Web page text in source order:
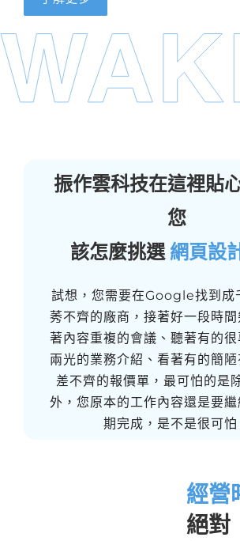
振作雲科技在這裡貼
您
該怎麼挑選網頁設
試想，您需要在Google找到成
莠不齊的廠商，接著好一段時間
著內容重複的會議、聽著有的
兩光的業務介紹、看著有的簡
差不齊的報價單，最可怕的是
外，您原本的工作內容還是要
期完成，是不是很可怕
經營
絕對